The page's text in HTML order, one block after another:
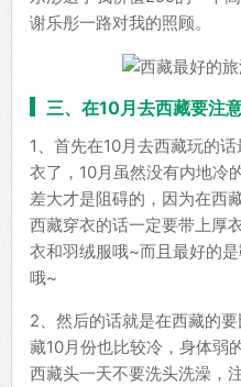
谢乐彤一路对我的照顾。
三、在10月去西藏要注
1、首先在10月去西藏玩的
衣了，10月虽然没有内地冷
差大才是阻碍的，因为在西
西藏穿衣的话一定要带上厚
衣和羽绒服哦~而且最好的
哦~
2、然后的话就是在西藏的
藏10月份也比较冷，身体弱
西藏头一天不要洗头洗澡，